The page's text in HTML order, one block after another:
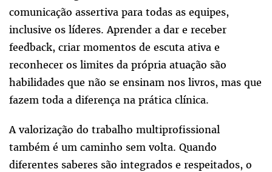
comunicação assertiva para todas as equipes,
inclusive os líderes. Aprender a dar e receber
feedback, criar momentos de escuta ativa e
reconhecer os limites da própria atuação são
habilidades que não se ensinam nos livros, mas que
fazem toda a diferença na prática clínica.
A valorização do trabalho multiprofissional
também é um caminho sem volta. Quando
diferentes saberes são integrados e respeitados, o